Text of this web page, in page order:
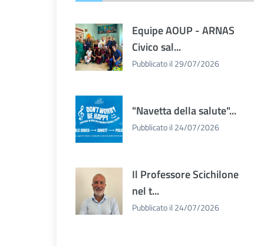
Equipe AOUP - ARNAS
Civico sal...
Pubblicato il 29/07/2026
"Navetta della salute"...
Pubblicato il 24/07/2026
Il Professore Scichilone
nel t...
Pubblicato il 24/07/2026